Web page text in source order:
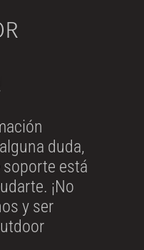
duda,
está
¡No
y ser